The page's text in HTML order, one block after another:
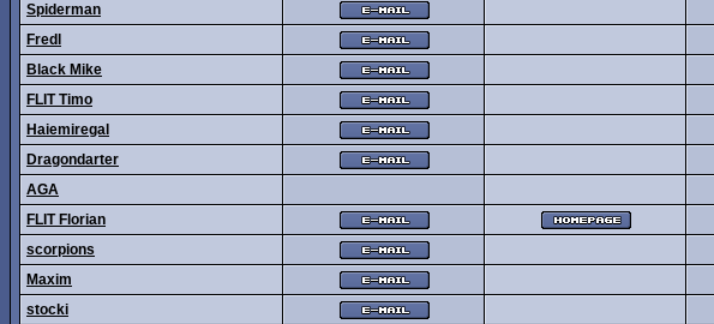
Spiderman
Fredl
Black Mike
FLIT Timo
Haiemiregal
Dragondarter
AGA
FLIT Florian
scorpions
Maxim
stocki